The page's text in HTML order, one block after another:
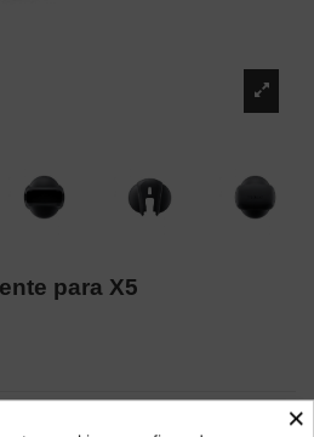
para X5
tu Insta360 X5 con esta tapa ligera y×